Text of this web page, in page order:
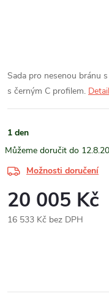
Sada pro nesenou bránu
s černým C profilem.
1 den
Možnosti doručení
20 005 Kč
16 533 Kč bez DPH